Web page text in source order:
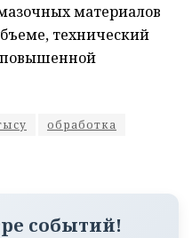
материалов
технический
повышенной
обработка
событий!